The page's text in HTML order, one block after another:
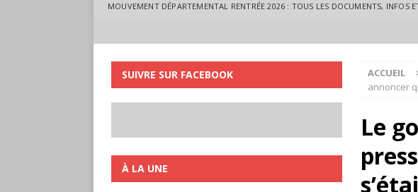
MOUVEMENT DÉPARTEMENTAL RENTRÉE 2026 : TOUS LES DOCUMENTS, INFOS
ACCUEIL
annoncer
Le
SUIVRE SUR FACEBOOK
À LA UNE